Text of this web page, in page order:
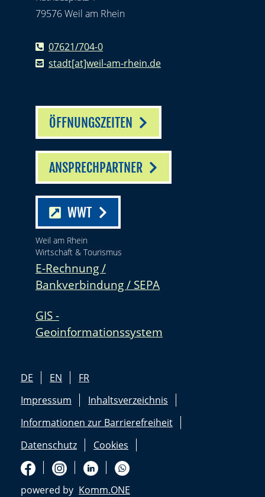
79576 Weil am Rhein
07621/704-0
stadt[at]weil-am-rhein.de
ÖFFNUNGSZEITEN
ANSPRECHPARTNER
WWT
Weil am Rhein
Wirtschaft & Tourismus
E-Rechnung /
Bankverbindung / SEPA
GIS -
Geoinformationssystem
DE EN
FR
Impressum
Inhaltsverzeichnis
Informationen zur Barrierefreiheit
Datenschutz
Cookies
powered by Komm.ONE